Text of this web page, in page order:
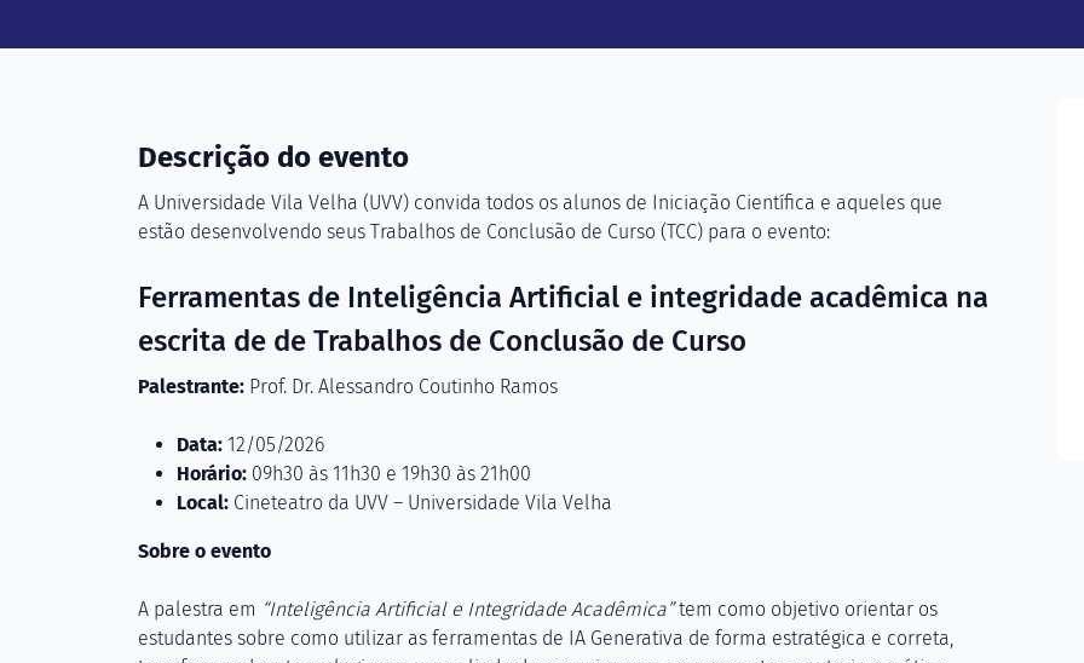
Descrição do evento
A Universidade Vila Velha (UVV) convida todos os alunos de Iniciação Científica e aqueles que
estão desenvolvendo seus Trabalhos de Conclusão de Curso (TCC) para o evento:
Ferramentas de Inteligência Artificial e integridade acadêmica na
escrita de de Trabalhos de Conclusão de Curso
Palestrante: Prof. Dr. Alessandro Coutinho Ramos
Data: 12/05/2026
Horário: 09h30 às 11h30 e 19h30 às 21h00
Local: Cineteatro da UVV – Universidade Vila Velha
Sobre o evento
A palestra em “Inteligência Artificial e Integridade Acadêmica”tem como objetivo orientar os
estudantes sobre como utilizar as ferramentas de IA Generativa de forma estratégica e correta,